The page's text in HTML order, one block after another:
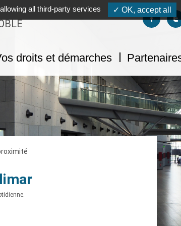
Suivez-
droits et démarches
all third-party services ✓ OK, accept all